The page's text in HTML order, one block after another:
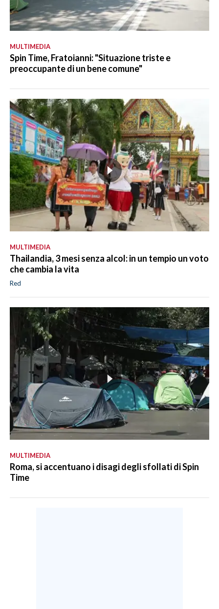
MULTIMEDIA
Spin Time, Fratoianni: "Situazione triste e
preoccupante di un bene comune"
MULTIMEDIA
Thailandia, 3 mesi senza alcol: in un tempio un voto
che cambia la vita
Red
MULTIMEDIA
Roma, si accentuano i disagi degli sfollati di Spin
Time